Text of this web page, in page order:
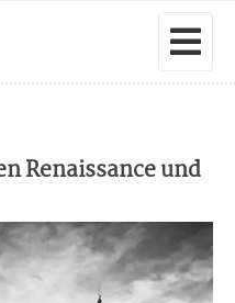
Renaissance und